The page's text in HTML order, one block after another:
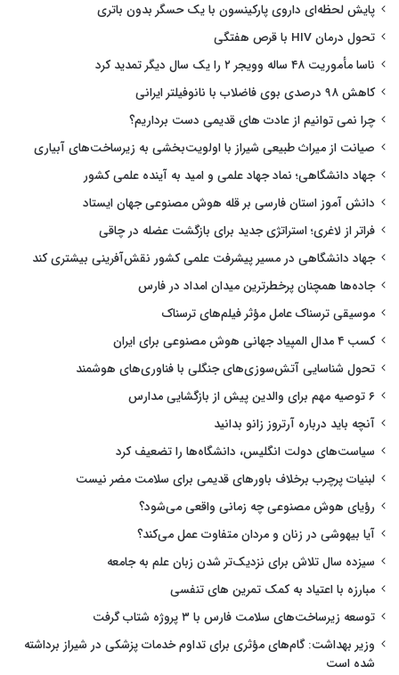
پایش لحظه‌ای داروی پارکینسون با یک حسگر بدون باتری
تحول درمان HIV با قرص هفتگی
ناسا مأموریت ۴۸ ساله وویجر ۲ را یک سال دیگر تمدید کرد
کاهش ۹۸ درصدی بوی فاضلاب با نانوفیلتر ایرانی
چرا نمی توانیم از عادت های قدیمی دست برداریم؟
صیانت از میراث طبیعی شیراز با اولویت‌بخشی به زیرساخت‌های آبیاری
جهاد دانشگاهی؛ نماد جهاد علمی و امید به آینده علمی کشور
دانش آموز استان فارسی بر قله هوش مصنوعی جهان ایستاد
فراتر از لاغری؛ استراتژی جدید برای بازگشت عضله در چاقی
جهاد دانشگاهی در مسیر پیشرفت علمی کشور نقش‌آفرینی بیشتری کند
جاده‌ها همچنان پرخطرترین میدان امداد در فارس
موسیقی ترسناک عامل مؤثر فیلم‌های ترسناک
کسب ۴ مدال المپیاد جهانی هوش مصنوعی برای ایران
تحول شناسایی آتش‌سوزی‌های جنگلی با فناوری‌های هوشمند
۶ توصیه مهم برای والدین پیش از بازگشایی مدارس
آنچه باید درباره آرتروز زانو بدانید
سیاست‌های دولت انگلیس، دانشگاه‌ها را تضعیف کرد
لبنیات پرچرب برخلاف باورهای قدیمی برای سلامت مضر نیست
رؤیای هوش مصنوعی چه زمانی واقعی می‌شود؟
آیا بیهوشی در زنان و مردان متفاوت عمل می‌کند؟
سیزده سال تلاش برای نزدیک‌تر شدن زبان علم به جامعه
مبارزه با اعتیاد به کمک تمرین های تنفسی
توسعه زیرساخت‌های سلامت فارس با ۳ پروژه شتاب گرفت
وزیر بهداشت: گام‌های مؤثری برای تداوم خدمات پزشکی در شیراز برداشته
شده است